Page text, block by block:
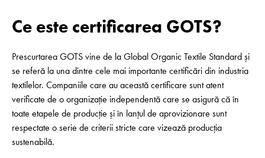
Ce este certificarea GOTS?
Prescurtarea GOTS vine de la Global Organic Textile Standard și
se referă la una dintre cele mai importante certificări din industria
textilelor. Companiile care au această certificare sunt atent
verificate de o organizație independentă care se asigură că în
toate etapele de producție și în lanțul de aprovizionare sunt
respectate o serie de criterii stricte care vizează producția
sustenabilă.